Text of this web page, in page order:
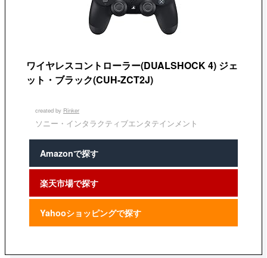
ワイヤレスコントローラー(DUALSHOCK 4) ジェ
ット・ブラック(CUH-ZCT2J)
created by Rinker
ソニー・インタラクティブエンタテインメント
Amazonで探す
楽天市場で探す
Yahooショッピングで探す